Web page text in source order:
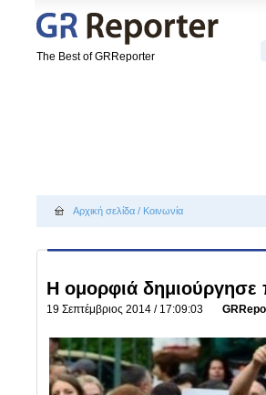
The Best of GRReporter
Αρχική σελίδα / Κοινωνία
Η ομορφιά
19 Σεπτέμβριος 2014 / 17:09:03